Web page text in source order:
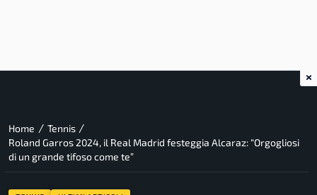
Home / Tennis /
Roland Garros 2024, il Real Madrid festeggia Alcaraz: “Orgogliosi
di un grande tifoso come te”
×